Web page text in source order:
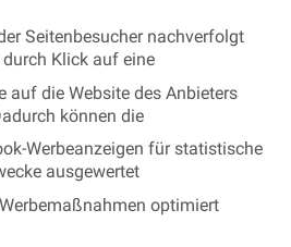
Seitenbesucher nachverfolgt
Klick auf eine
auf die Website des Anbieters
können die
Werbeanzeigen für statistische
ausgewertet
optimiert